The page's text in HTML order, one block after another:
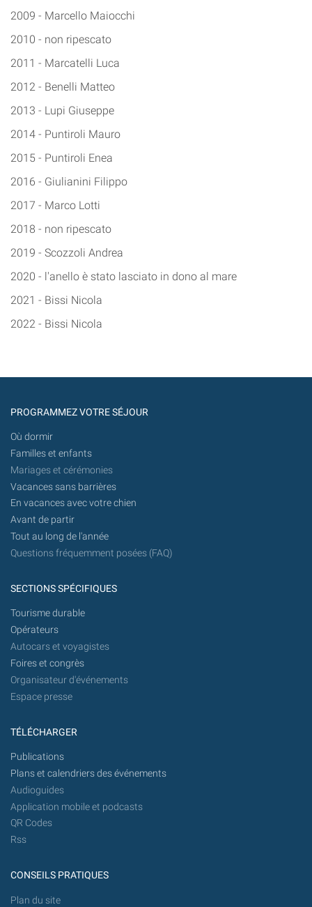
2009 - Marcello Maiocchi
2010 - non ripescato
2011 - Marcatelli Luca
2012 - Benelli Matteo
2013 - Lupi Giuseppe
2014 - Puntiroli Mauro
2015 - Puntiroli Enea
2016 - Giulianini Filippo
2017 - Marco Lotti
2018 - non ripescato
2019 - Scozzoli Andrea
2020 - l'anello è stato lasciato in dono al mare
2021 - Bissi Nicola
2022 - Bissi Nicola
PROGRAMMEZ VOTRE SÉJOUR
Où dormir
Familles et enfants
Mariages et cérémonies
Vacances sans barrières
En vacances avec votre chien
Avant de partir
Tout au long de l'année
Questions fréquemment posées (FAQ)
SECTIONS SPÉCIFIQUES
Tourisme durable
Opérateurs
Autocars et voyagistes
Foires et congrès
Organisateur d'événements
Espace presse
TÉLÉCHARGER
Publications
Plans et calendriers des événements
Audioguides
Application mobile et podcasts
QR Codes
Rss
CONSEILS PRATIQUES
Plan du site